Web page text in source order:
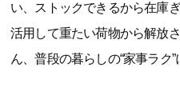
い、ストックできるから在庫
活用して重たい荷物から解放
ん、普段の暮らしの“家事ラク”